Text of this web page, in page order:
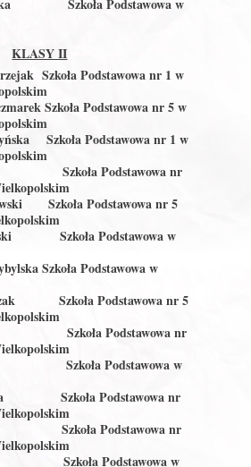
Szkoła Podstawowa w
KLASY II
Szkoła Podstawowa nr 1 w
Szkoła Podstawowa nr 5 w
Szkoła Podstawowa nr 1 w
Szkoła Podstawowa nr
Szkoła Podstawowa nr 5
Szkoła Podstawowa w
Szkoła Podstawowa w
Szkoła Podstawowa nr 5
Szkoła Podstawowa nr
Szkoła Podstawowa w
Szkoła Podstawowa nr
Szkoła Podstawowa nr
Szkoła Podstawowa w